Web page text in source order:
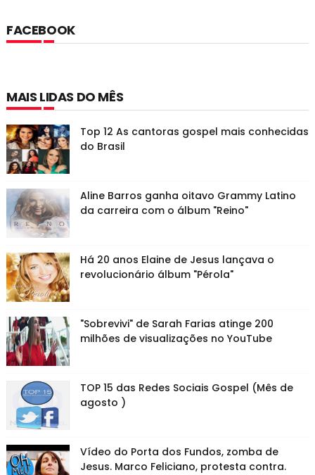
FACEBOOK
MAIS LIDAS DO MÊS
Top 12 As cantoras gospel mais conhecidas
do Brasil
Aline Barros ganha oitavo Grammy Latino
da carreira com o álbum "Reino"
Há 20 anos Elaine de Jesus lançava o
revolucionário álbum "Pérola"
"Sobrevivi" de Sarah Farias atinge 200
milhões de visualizações no YouTube
TOP 15 das Redes Sociais Gospel (Mês de
agosto )
Vídeo do Porta dos Fundos, zomba de
Jesus. Marco Feliciano, protesta contra.